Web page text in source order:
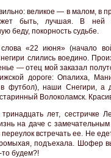
великое — в малом, в
быть, лучшая. В ней —
беду, покорность судьбе.
«22 июня» (начало
слились воедино.
— отец мой заказал
дороге: Опалиха,
футбол), наши Снегири,
Волоколамск.
лет, сестричке
на даче с
переулок встречать ее. Не
подъехала. Шофер
то будем?!